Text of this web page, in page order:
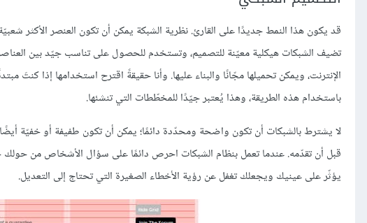
قد يكون هذا النمط جديدًا على القارئ. نظرية الشبكة يمكن أن تكون العنصر الأكثر
الإنترنت، ويمكن تحميلها مجّانًا والبناء عليها. وأنا حقيقةً اقترح استخدامها إذا كنتَ
باستخدام هذه الطريقة، وهذا يُعتبر جيّدًا للمخطّطات التي تنشئها.
لا يشترط بالشبكات أن تكون واضحة ومحدّدة دائمًا؛ يمكن أن تكون طفيفة أو خفيّة
قبل أن تقدّمه. عندما تعمل بنظام الشبكات احرص دائمًا على سؤال الأشخاص من حولك
يؤثّر على عينيك ويجعلك تغفل عن رؤية الأخطاء الصغيرة التي تحتاج إلى التعديل.